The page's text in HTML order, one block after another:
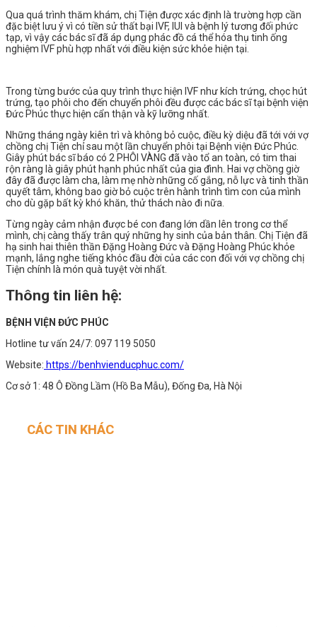
Qua quá trình thăm khám, chị Tiện được xác định là trường hợp cần
đặc biệt lưu ý vì có tiền sử thất bại IVF, IUI và bệnh lý tương đối phức
tạp, vì vậy các bác sĩ đã áp dụng phác đồ cá thể hóa thụ tinh ống
nghiệm IVF phù hợp nhất với điều kiện sức khỏe hiện tại.
Trong từng bước của quy trình thực hiện IVF như kích trứng, chọc hút
trứng, tạo phôi cho đến chuyển phôi đều được các bác sĩ tại bệnh viện
Đức Phúc thực hiện cẩn thận và kỹ lưỡng nhất.
️Những tháng ngày kiên trì và không bỏ cuộc, điều kỳ diệu đã tới với vợ
chồng chị Tiện chỉ sau một lần chuyển phôi tại Bệnh viện Đức Phúc.
Giây phút bác sĩ báo có 2 PHÔI VÀNG đã vào tổ an toàn, có tim thai
rộn ràng là giây phút hạnh phúc nhất của gia đình. Hai vợ chồng giờ
đây đã được làm cha, làm mẹ nhờ những cố gắng, nỗ lực và tinh thần
quyết tâm, không bao giờ bỏ cuộc trên hành trình tìm con của mình
cho dù gặp bất kỳ khó khăn, thử thách nào đi nữa.
Từng ngày cảm nhận được bé con đang lớn dần lên trong cơ thể
mình, chị càng thấy trân quý những hy sinh của bản thân. Chị Tiện đã
hạ sinh hai thiên thần Đặng Hoàng Đức và Đặng Hoàng Phúc khỏe
mạnh, lắng nghe tiếng khóc đầu đời của các con đối với vợ chồng chị
Tiện chính là món quà tuyệt vời nhất.
Thông tin liên hệ:
BỆNH VIỆN ĐỨC PHÚC
Hotline tư vấn 24/7: 097 119 5050
Website: https://benhvienducphuc.com/
Cơ sở 1: 48 Ô Đồng Lầm (Hồ Ba Mẫu), Đống Đa, Hà Nội
CÁC TIN KHÁC